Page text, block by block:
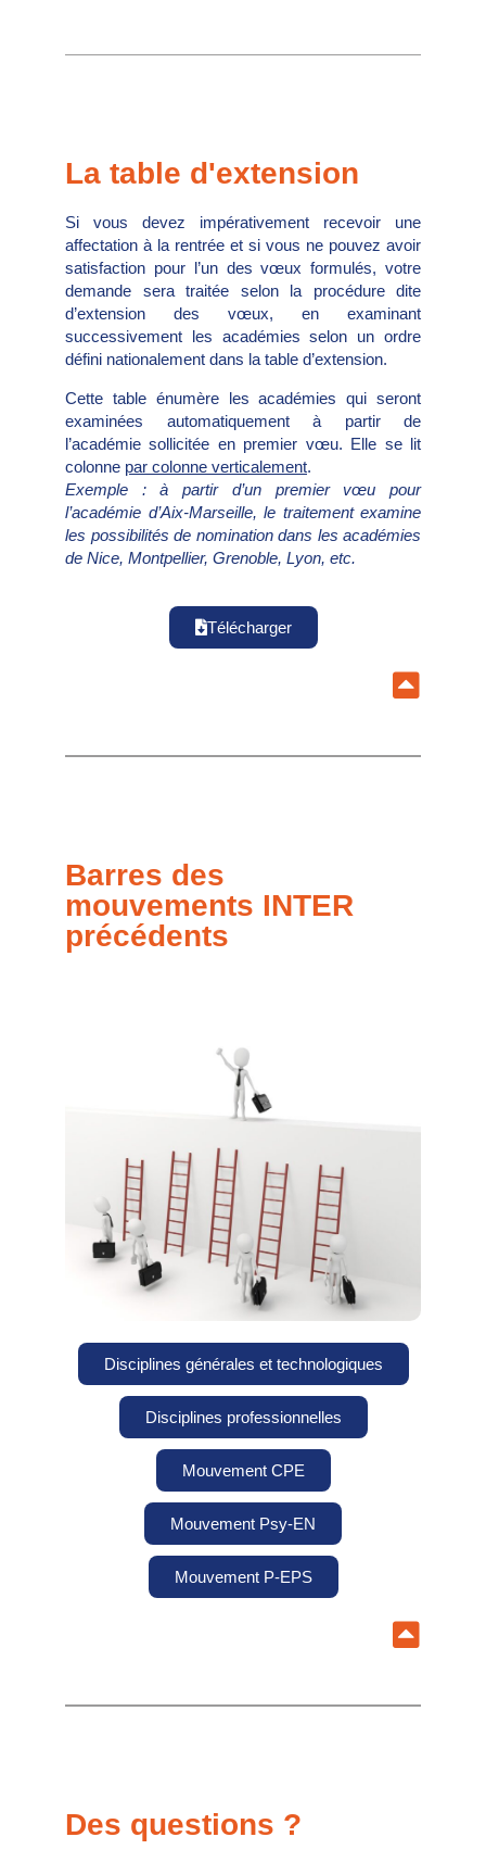
La table d'extension
Si vous devez impérativement recevoir une
affectation à la rentrée et si vous ne pouvez avoir
satisfaction pour l’un des vœux formulés, votre
demande sera traitée selon la procédure dite
d’extension des vœux, en examinant
successivement les académies selon un ordre
défini nationalement dans la table d’extension.
Cette table énumère les académies qui seront
examinées automatiquement à partir de
l’académie sollicitée en premier vœu. Elle se lit
colonne par colonne verticalement.
Exemple : à partir d’un premier vœu pour
l’académie d’Aix-Marseille, le traitement examine
les possibilités de nomination dans les académies
de Nice, Montpellier, Grenoble, Lyon, etc.
Télécharger
Barres des
mouvements INTER
précédents
Disciplines générales et technologiques
Disciplines professionnelles
Mouvement CPE
Mouvement Psy-EN
Mouvement P-EPS
Des questions ?